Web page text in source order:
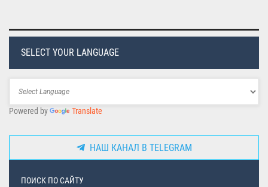
SELECT YOUR LANGUAGE
Powered by Translate
НАШ КАНАЛ В TELEGRAM
ПОИСК ПО САЙТУ